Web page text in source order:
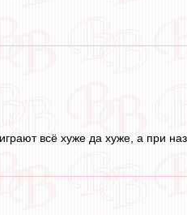
всё хуже да хуже, а при